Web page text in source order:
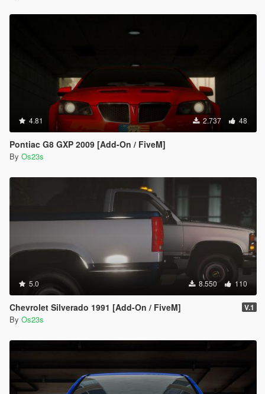
4.81 2.737 48
Pontiac G8 GXP 2009 [Add-On / FiveM]
By Os23s
5.0 8.550 110
Chevrolet Silverado 1991 [Add-On / FiveM] V.1
By Os23s